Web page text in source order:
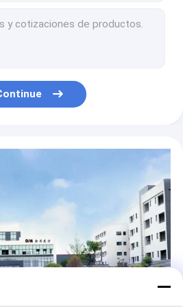
em linha da luz PVD do carro do magnétron
a máquina de revestimento do vácuo de PVD
de alta pressão de 3000 libras por polegada quadrada bobinado para o óleo/gás
8 polegadas RTP da fibra de vidro reforçou o gás de óleo enrolado
produção termoplástico 3000Psi da tubulação para o poço de petróleo